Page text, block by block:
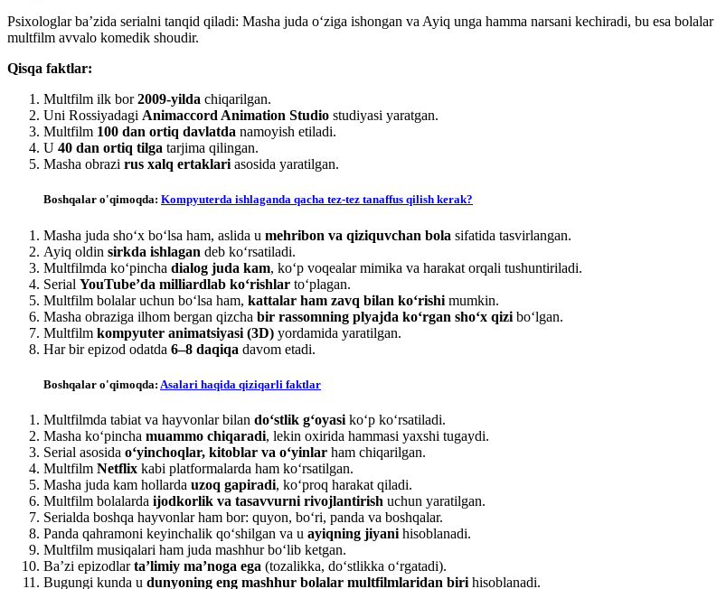
Psixologlar ba’zida serialni tanqid qiladi: Masha juda o‘ziga ishongan va Ayiq unga hamma narsani kechiradi, bu esa
multfilm avvalo komedik shoudir.
Qisqa faktlar:
Multfilm ilk bor2009-yilda chiqarilgan.
Uni Rossiyadagi Animaccord Animation Studio studiyasi yaratgan.
Multfilm 100 dan ortiq davlatda namoyish etiladi.
U 40 dan ortiq tilga tarjima qilingan.
Masha obrazi rus xalq ertaklari asosida yaratilgan.
Boshqalar o'qimoqda: Kompyuterda ishlaganda qacha tez-tez tanaffus qilish kerak?
Masha juda sho‘x bo‘lsa ham, aslida u mehribon va qiziquvchan bola sifatida tasvirlangan.
Ayiq oldin sirkda ishlagan deb ko‘rsatiladi.
Multfilmda ko‘pincha dialog juda kam, ko‘p voqealar mimika va harakat orqali tushuntiriladi.
Serial YouTube’da milliardlab ko‘rishlar to‘plagan.
Multfilm bolalar uchun bo‘lsa ham, kattalar ham zavq bilan ko‘rishi mumkin.
Masha obraziga ilhom bergan qizcha bir rassomning plyajda ko‘rgan sho‘x qizi bo‘lgan.
Multfilm kompyuter animatsiyasi (3D) yordamida yaratilgan.
Har bir epizod odatda 6–8 daqiqa davom etadi.
Boshqalar o'qimoqda: Asalari haqida qiziqarli faktlar
Multfilmda tabiat va hayvonlar bilan do‘stlik g‘oyasi ko‘p ko‘rsatiladi.
Masha ko‘pincha muammo chiqaradi, lekin oxirida hammasi yaxshi tugaydi.
Serial asosida o‘yinchoqlar, kitoblar va o‘yinlar ham chiqarilgan.
Multfilm Netflix kabi platformalarda ham ko‘rsatilgan.
Masha juda kam hollarda uzoq gapiradi, ko‘proq harakat qiladi.
Multfilm bolalarda ijodkorlik va tasavvurni rivojlantirish uchun yaratilgan.
Serialda boshqa hayvonlar ham bor: quyon, bo‘ri, panda va boshqalar.
Panda qahramoni keyinchalik qo‘shilgan va u ayiqning jiyani hisoblanadi.
Multfilm musiqalari ham juda mashhur bo‘lib ketgan.
Ba’zi epizodlarta’limiy ma’noga ega (tozalikka, do‘stlikka o‘rgatadi).
Bugungi kunda u dunyoning eng mashhur bolalar multfilmlaridan biri hisoblanadi.